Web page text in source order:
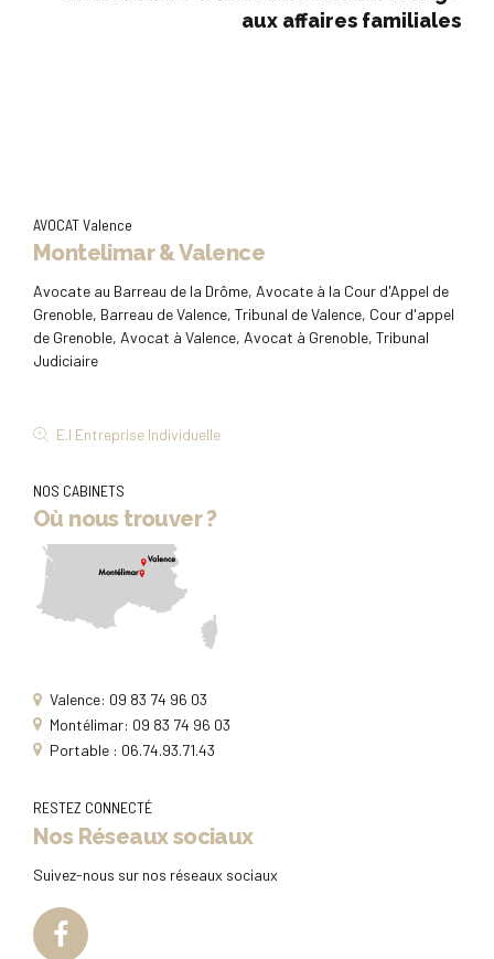
aux affaires familiales
AVOCAT Valence
Montelimar & Valence
Avocate au Barreau de la Drôme, Avocate à la Cour d'Appel de
Grenoble, Barreau de Valence, Tribunal de Valence, Cour d'appel
de Grenoble, Avocat à Valence, Avocat à Grenoble, Tribunal
Judiciaire
E.I Entreprise Individuelle
NOS CABINETS
Où nous trouver ?
Valence: 09 83 74 96 03
Montélimar: 09 83 74 96 03
Portable : 06.74.93.71.43
RESTEZ CONNECTÉ
Nos Réseaux sociaux
Suivez-nous sur nos réseaux sociaux